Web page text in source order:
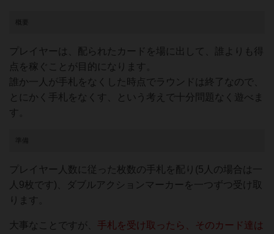
概要
プレイヤーは、配られたカードを場に出して、誰よりも得
点を稼ぐことが目的になります。
誰か一人が手札をなくした時点でラウンドは終了なので、
とにかく手札をなくす、という考えで十分問題なく遊べま
す。
準備
プレイヤー人数に従った枚数の手札を配り(5人の場合は一
人9枚です)、ダブルアクションマーカーを一つずつ受け取
ります。
大事なことですが、 手札を受け取ったら、そのカード達は